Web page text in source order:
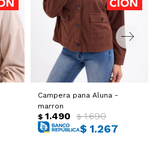
Campera pana Aluna -
marron
$ 1.490 $ 1.690
$ 1.267